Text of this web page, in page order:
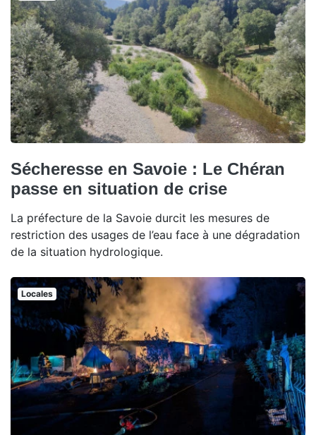
Sécheresse en Savoie : Le Chéran
passe en situation de crise
La préfecture de la Savoie durcit les mesures de
restriction des usages de l’eau face à une dégradation
de la situation hydrologique.
Locales